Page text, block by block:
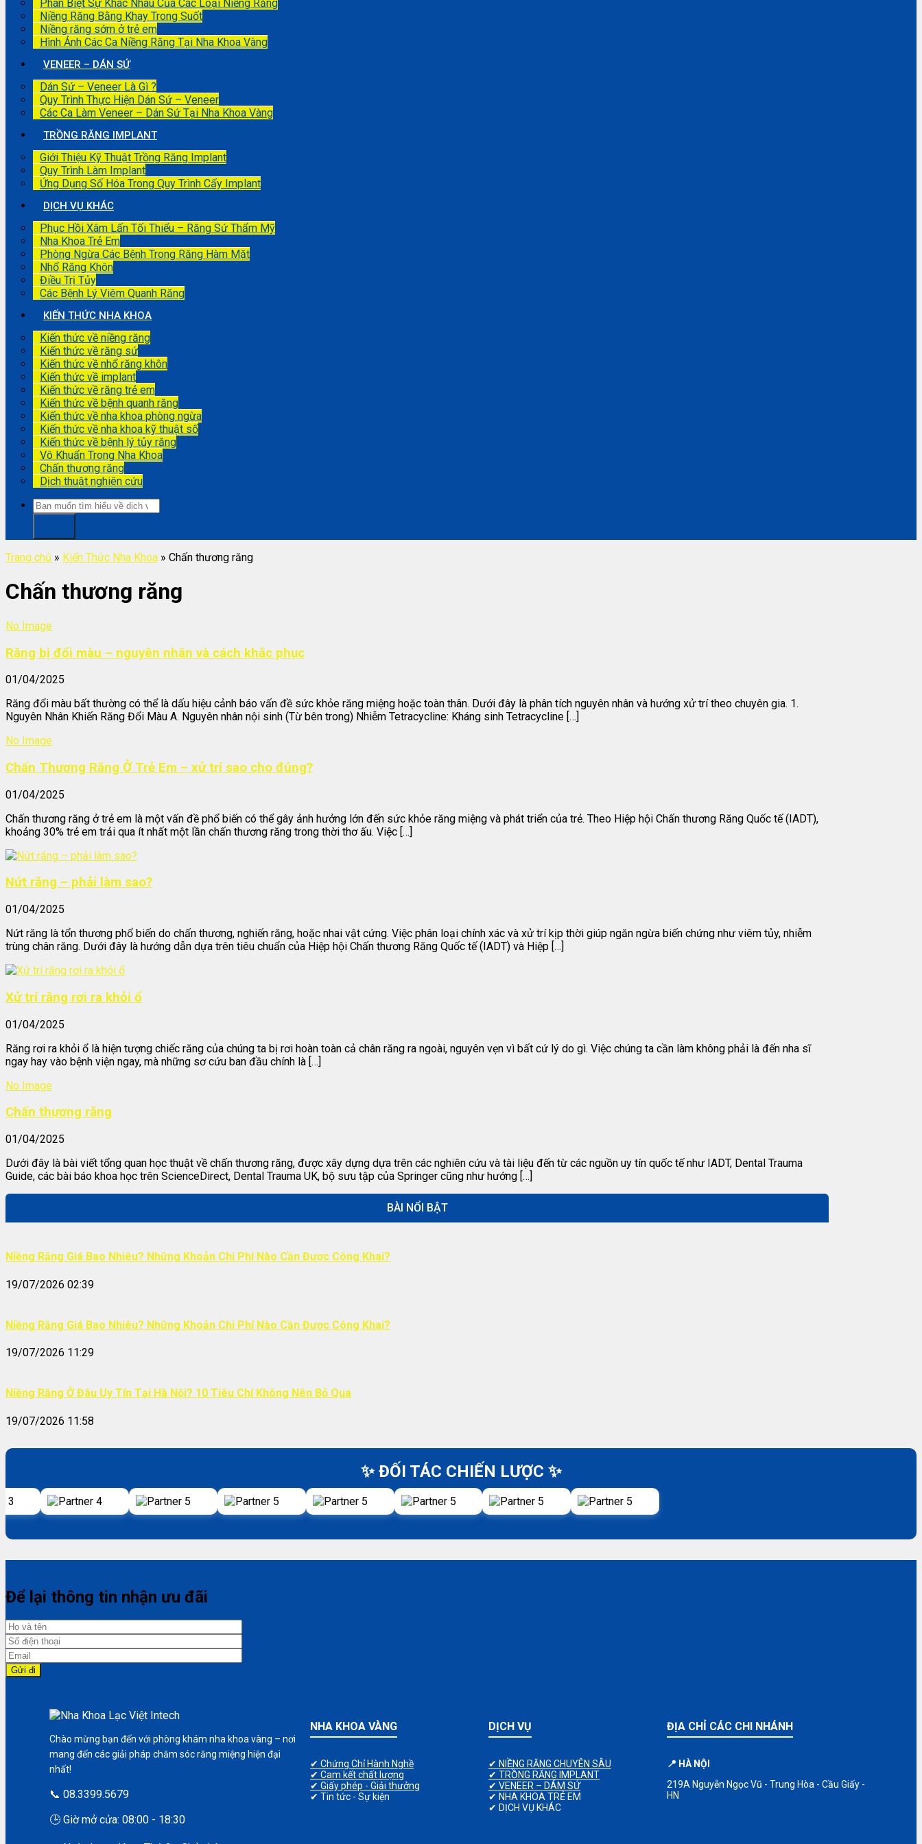
Phân Biệt Sự Khác Nhau Của Các Loại Niềng Răng
Niềng Răng Bằng Khay Trong Suốt
Niềng răng sớm ở trẻ em
Hình Ảnh Các Ca Niềng Răng Tại Nha Khoa Vàng
VENEER – DÁN SỨ
Dán Sứ – Veneer Là Gì ?
Quy Trình Thực Hiện Dán Sứ – Veneer
Các Ca Làm Veneer – Dán Sứ Tại Nha Khoa Vàng
TRỒNG RĂNG IMPLANT
Giới Thiệu Kỹ Thuật Trồng Răng Implant
Quy Trình Làm Implant
Ứng Dụng Số Hóa Trong Quy Trình Cấy Implant
DỊCH VỤ KHÁC
Phục Hồi Xâm Lấn Tối Thiểu – Răng Sứ Thẩm Mỹ
Nha Khoa Trẻ Em
Phòng Ngừa Các Bệnh Trong Răng Hàm Mặt
Nhổ Răng Khôn
Điều Trị Tủy
Các Bệnh Lý Viêm Quanh Răng
KIẾN THỨC NHA KHOA
Kiến thức về niềng răng
Kiến thức về răng sứ
Kiến thức về nhổ răng khôn
Kiến thức về implant
Kiến thức về răng trẻ em
Kiến thức về bệnh quanh răng
Kiến thức về nha khoa phòng ngừa
Kiến thức về nha khoa kỹ thuật số
Kiến thức về bệnh lý tủy răng
Vô Khuẩn Trong Nha Khoa
Chấn thương răng
Dịch thuật nghiên cứu
Trang chủ » Kiến Thức Nha Khoa » Chấn thương răng
Chấn thương răng
No Image
Răng bị đổi màu – nguyên nhân và cách khắc phục
01/04/2025
Răng đổi màu bất thường có thể là dấu hiệu cảnh báo vấn đề sức khỏe răng miệng hoặc toàn thân. Dưới đây là phân tích nguyên nhân và hướng xử trí theo chuyên gia. 1.
Nguyên Nhân Khiến Răng Đổi Màu A. Nguyên nhân nội sinh (Từ bên trong) Nhiễm Tetracycline: Kháng sinh Tetracycline […]
No Image
Chấn Thương Răng Ở Trẻ Em – xử trí sao cho đúng?
01/04/2025
Chấn thương răng ở trẻ em là một vấn đề phổ biến có thể gây ảnh hưởng lớn đến sức khỏe răng miệng và phát triển của trẻ. Theo Hiệp hội Chấn thương Răng Quốc tế (IADT),
khoảng 30% trẻ em trải qua ít nhất một lần chấn thương răng trong thời thơ ấu. Việc […]
Nứt răng – phải làm sao?
01/04/2025
Nứt răng là tổn thương phổ biến do chấn thương, nghiến răng, hoặc nhai vật cứng. Việc phân loại chính xác và xử trí kịp thời giúp ngăn ngừa biến chứng như viêm tủy, nhiễm
trùng chân răng. Dưới đây là hướng dẫn dựa trên tiêu chuẩn của Hiệp hội Chấn thương Răng Quốc tế (IADT) và Hiệp […]
Xử trí răng rơi ra khỏi ổ
01/04/2025
Răng rơi ra khỏi ổ là hiện tượng chiếc răng của chúng ta bị rơi hoàn toàn cả chân răng ra ngoài, nguyên vẹn vì bất cứ lý do gì. Việc chúng ta cần làm không phải là đến nha sĩ
ngay hay vào bệnh viện ngay, mà những sơ cứu ban đầu chính là […]
No Image
Chấn thương răng
01/04/2025
Dưới đây là bài viết tổng quan học thuật về chấn thương răng, được xây dựng dựa trên các nghiên cứu và tài liệu đến từ các nguồn uy tín quốc tế như IADT, Dental Trauma
Guide, các bài báo khoa học trên ScienceDirect, Dental Trauma UK, bộ sưu tập của Springer cũng như hướng […]
BÀI NỔI BẬT
Niềng Răng Giá Bao Nhiêu? Những Khoản Chi Phí Nào Cần Được Công Khai?
19/07/2026 02:39
Niềng Răng Giá Bao Nhiêu? Những Khoản Chi Phí Nào Cần Được Công Khai?
19/07/2026 11:29
Niềng Răng Ở Đâu Uy Tín Tại Hà Nội? 10 Tiêu Chí Không Nên Bỏ Qua
19/07/2026 11:58
✨ ĐỐI TÁC CHIẾN LƯỢC ✨
Để lại thông tin nhận ưu đãi
Chào mừng bạn đến với phòng khám nha khoa vàng – nơi
mang đến các giải pháp chăm sóc răng miệng hiện đại
nhất!
📞 08.3399.5679
🕒 Giờ mở cửa: 08:00 - 18:30
NHA KHOA VÀNG
✔ Chứng Chỉ Hành Nghề
✔ Cam kết chất lượng
✔ Giấy phép - Giải thưởng
✔ Tin tức - Sự kiện
DỊCH VỤ
✔ NIỀNG RĂNG CHUYÊN SÂU
✔ TRỒNG RĂNG IMPLANT
✔ VENEER – DÁM SỨ
✔ NHA KHOA TRẺ EM
✔ DỊCH VỤ KHÁC
ĐỊA CHỈ CÁC CHI NHÁNH
📍 HÀ NỘI
219A Nguyễn Ngọc Vũ - Trung Hòa - Cầu Giấy -
HN